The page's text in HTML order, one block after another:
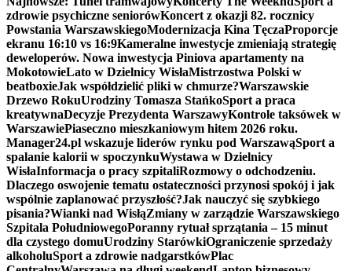
zdrowie psychiczne seniorówKoncert z okazji 82. rocznicy
Powstania WarszawskiegoModernizacja Kina TęczaProporcje
ekranu 16:10 vs 16:9Kameralne inwestycje zmieniają strategię
deweloperów. Nowa inwestycja Piniova apartamenty na
MokotowieLato w Dzielnicy WisłaMistrzostwa Polski w
beatboxieJak współdzielić pliki w chmurze?Warszawskie
Drzewo RokuUrodziny Tomasza StańkoSport a praca
kreatywnaDecyzje Prezydenta WarszawyKontrole taksówek w
WarszawiePiaseczno mieszkaniowym hitem 2026 roku.
Manager24.pl wskazuje liderów rynku pod WarszawąSport a
spalanie kalorii w spoczynkuWystawa w Dzielnicy
WisłaInformacja o pracy szpitaliRozmowy o odchodzeniu.
Dlaczego oswojenie tematu ostateczności przynosi spokój i jak
wspólnie zaplanować przyszłość?Jak nauczyć się szybkiego
pisania?Wianki nad WisłąZmiany w zarządzie Warszawskiego
Szpitala PołudniowegoPoranny rytuał sprzątania – 15 minut
dla czystego domuUrodziny StarówkiOgraniczenie sprzedaży
alkoholuSport a zdrowie nadgarstkówPlac